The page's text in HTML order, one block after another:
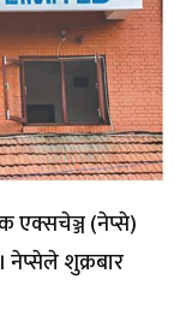
एक्सचेञ्ज (नेप्से)
नेप्सेले शुक्रबार